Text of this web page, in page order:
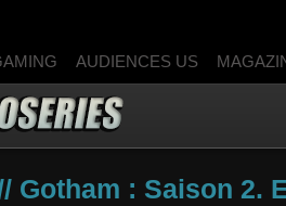
AUDIENCES US
Gotham : Saison 2.